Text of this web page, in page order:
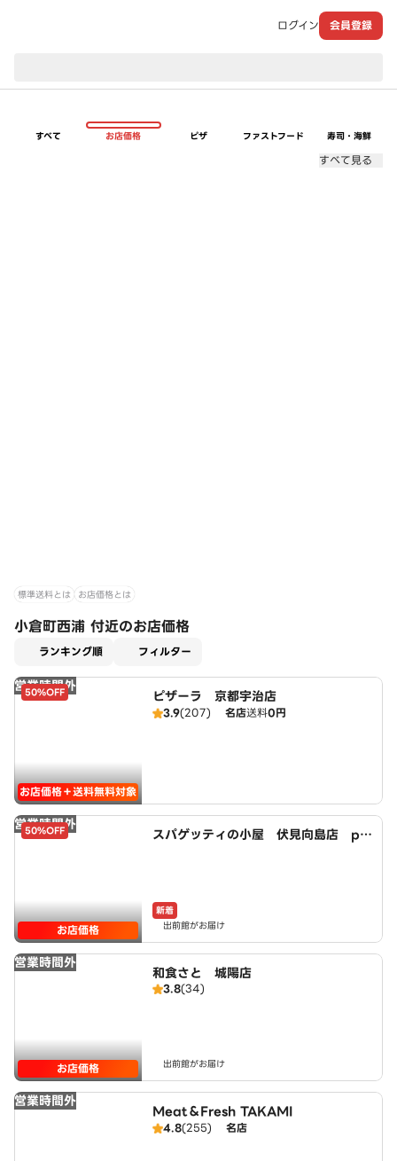
ログイン 会員登録
すべて お店価格 ピザ ファストフード 寿司・海鮮
すべて見る
標準送料とは お店価格とは
小倉町西浦 付近のお店価格
ランキング順 フィルター
営業時間外
50%OFF
お店価格＋送料無料対象
ピザーラ 京都宇治店
3.9(207) 名店送料0円
営業時間外
50%OFF
お店価格
スパゲッティの小屋 伏見向島店 po
新着
出前館がお届け
営業時間外
お店価格
和食さと 城陽店
3.8(34)
出前館がお届け
営業時間外
Meat＆Fresh TAKAMI
4.8(255) 名店